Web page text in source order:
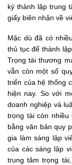
ký thành lập trung
giấy biên nhận về
Mặc dù đã có
thủ tục để thành
Trọng tài thương
vẫn còn một số
triển của hệ thống
hiện nay. So với
doanh nghiệp và
trọng tài còn
bằng văn bản quy
gia làm sáng lập
của các sáng lập
trung tâm trọng